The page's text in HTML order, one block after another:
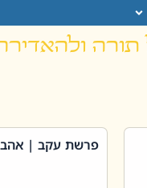
תורה
פרשת עקב |